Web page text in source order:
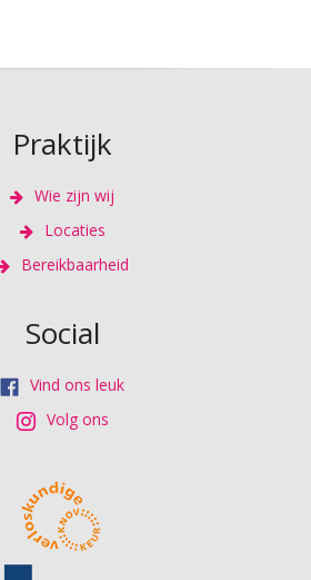
Praktijk
Wie zijn wij
Locaties
Bereikbaarheid
Social
Vind ons leuk
Volg ons